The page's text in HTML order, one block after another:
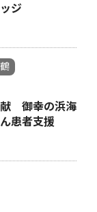
ジ
献 御幸の浜海
患者支援